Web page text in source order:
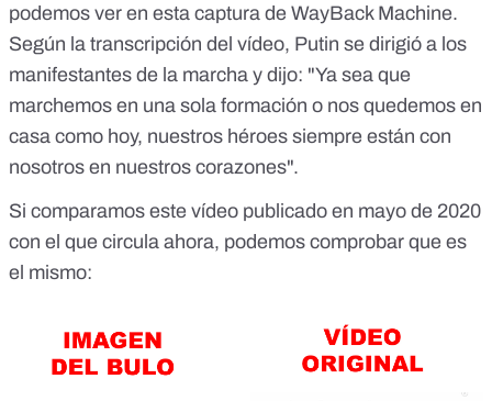
podemos ver en esta captura de WayBack Machine.
Según la transcripción del vídeo, Putin se dirigió a los
manifestantes de la marcha y dijo: "Ya sea que
marchemos en una sola formación o nos quedemos en
casa como hoy, nuestros héroes siempre están con
nosotros en nuestros corazones".
Si comparamos este vídeo publicado en mayo de 2020
con el que circula ahora, podemos comprobar que es
el mismo: